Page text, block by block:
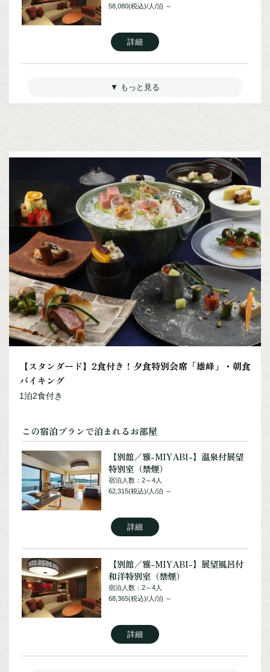
［営業時間］ 9:00～18:00
NPO法人阿寒観光協会まちづくり推進機構オフィシャルサイトはこちら
58,080(税込)/人/泊 ～
詳細
（禁煙）
宿泊人数：2～5人
詳細
【別館／雅-MIYABI-】露天風呂付
和洋室（禁煙）
宿泊人数：2～4人
43,560(税込)/人/泊 ～
【別館／雅-MIYABI-】露天風呂付
洋室（禁煙）
宿泊人数：2～2人
48,400(税込)/人/泊 ～
詳細
37,510(税込)/人/泊 ～
詳細
煙）
宿泊人数：2～4人
詳細
別室（禁煙）
宿泊人数：4～8人
【スタンダード】2食付き！夕食特別会席「雄峰」・朝食
バイキング
1泊2食付き
この宿泊プランで泊まれるお部屋
【別館／雅-MIYABI-】温泉付展望
特別室（禁煙）
宿泊人数：2～4人
62,315(税込)/人/泊 ～
詳細
【別館／雅-MIYABI-】展望風呂付
和洋特別室（禁煙）
宿泊人数：2～4人
68,365(税込)/人/泊 ～
詳細